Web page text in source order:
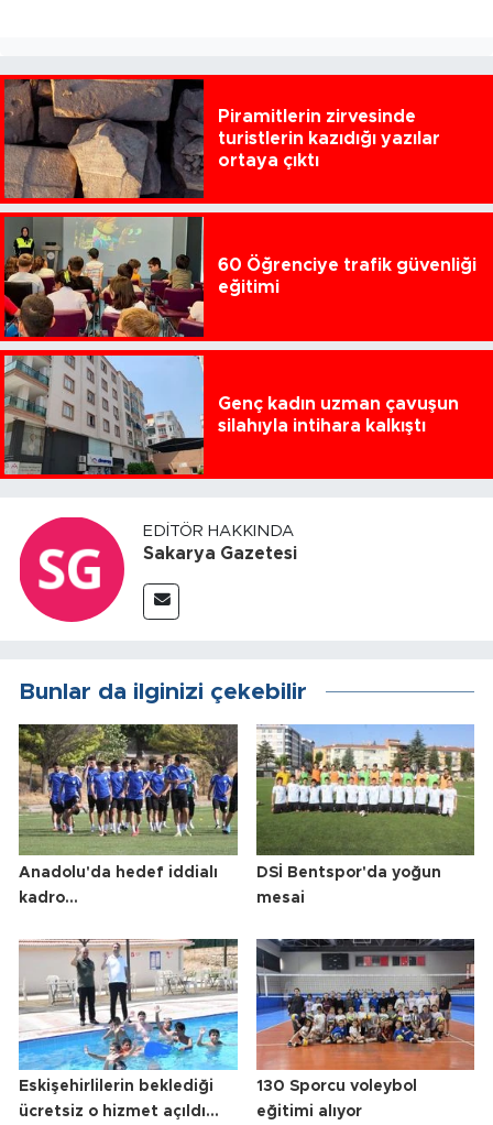
Piramitlerin zirvesinde
turistlerin kazıdığı yazılar
ortaya çıktı
60 Öğrenciye trafik güvenliği
eğitimi
Genç kadın uzman çavuşun
silahıyla intihara kalkıştı
EDITÖR HAKKINDA
Sakarya Gazetesi
Bunlar da ilginizi çekebilir
Anadolu'da hedef iddialı
kadro...
DSİ Bentspor'da yoğun
mesai
Eskişehirlilerin beklediği
ücretsiz o hizmet açıldı...
130 Sporcu voleybol
eğitimi alıyor